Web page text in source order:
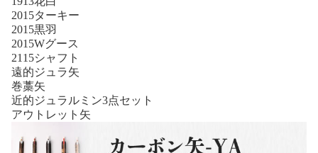
2015ターキー
2015黒羽
2015Wグース
2115シャフト
遠的ジュラ矢
巻藁矢
近的ジュラルミン3点セット
アウトレット矢